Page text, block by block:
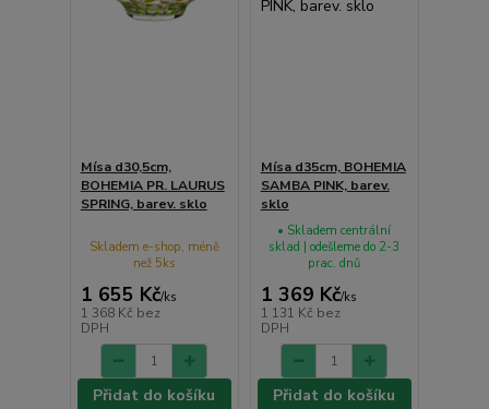
Mísa d30,5cm,
BOHEMIA PR. LAURUS
SPRING, barev. sklo
1 655 Kč/ks
1 368 Kč bez
DPH
Skladem e-shop, méně
než 5ks
Přidat do košíku
Mísa d35cm, BOHEMIA
SAMBA PINK, barev.
sklo
1 369 Kč/ks
1 131 Kč bez
DPH
• Skladem centrální
sklad | odešleme do 2-3
prac. dnů
Přidat do košíku